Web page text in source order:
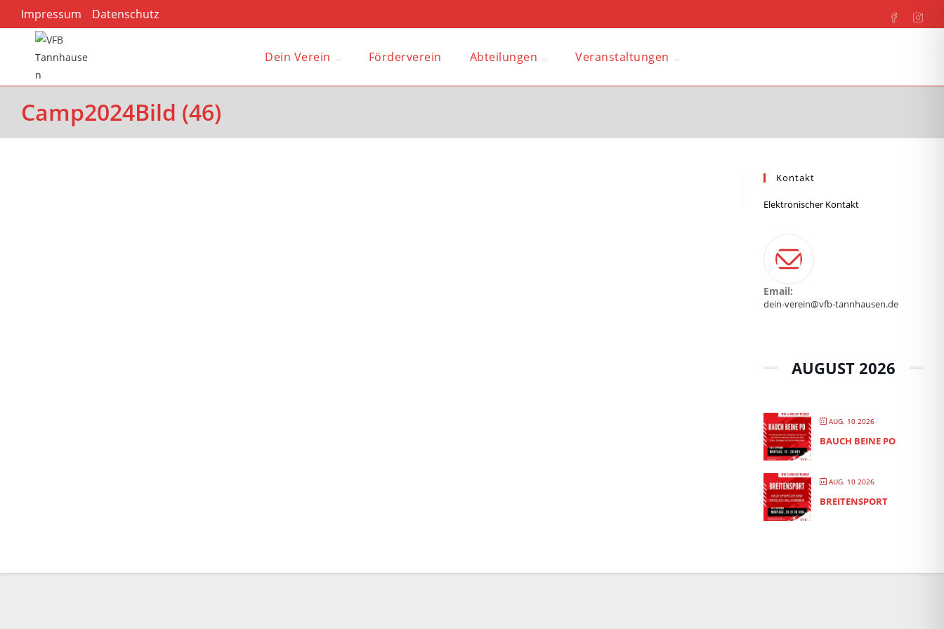
Impressum Datenschutz
Dein Verein Förderverein Abteilungen Veranstaltungen
Camp2024Bild (46)
Kontakt
Elektronischer Kontakt
Email:
dein-verein@vfb-tannhausen.de
AUGUST 2026
AUG. 10 2026
BAUCH BEINE PO
AUG. 10 2026
BREITENSPORT